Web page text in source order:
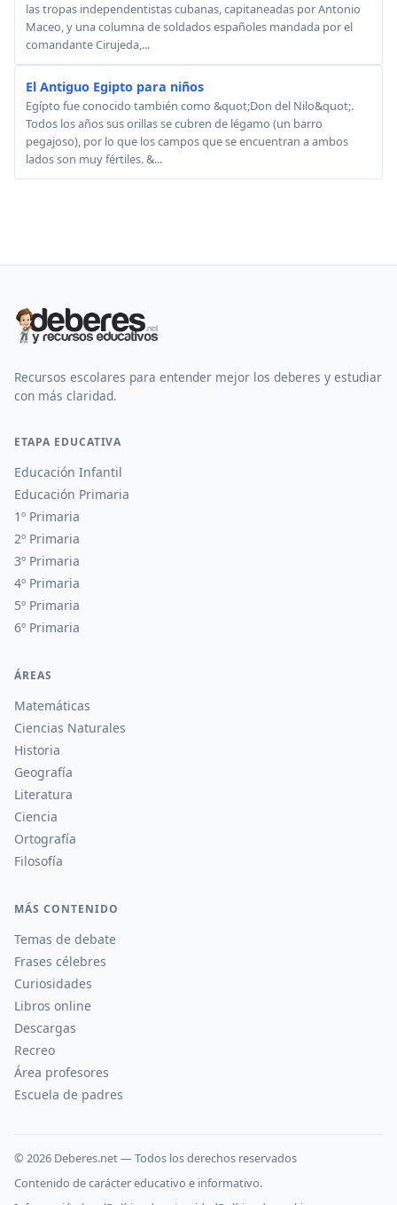
las tropas independentistas cubanas, capitaneadas por Antonio
Maceo, y una columna de soldados españoles mandada por el
comandante Cirujeda,...
El Antiguo Egipto para niños
Egípto fue conocido también como &quot;Don del Nilo&quot;.
Todos los años sus orillas se cubren de légamo (un barro
pegajoso), por lo que los campos que se encuentran a ambos
lados son muy fértiles. &...
Recursos escolares para entender mejor los deberes y estudiar
con más claridad.
ETAPA EDUCATIVA
Educación Infantil
Educación Primaria
1º Primaria
2º Primaria
3º Primaria
4º Primaria
5º Primaria
6º Primaria
ÁREAS
Matemáticas
Ciencias Naturales
Historia
Geografía
Literatura
Ciencia
Ortografía
Filosofía
MÁS CONTENIDO
Temas de debate
Frases célebres
Curiosidades
Libros online
Descargas
Recreo
Área profesores
Escuela de padres
© 2026 Deberes.net — Todos los derechos reservados
Contenido de carácter educativo e informativo.